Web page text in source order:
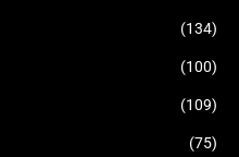
(134)
(100)
(109)
(75)